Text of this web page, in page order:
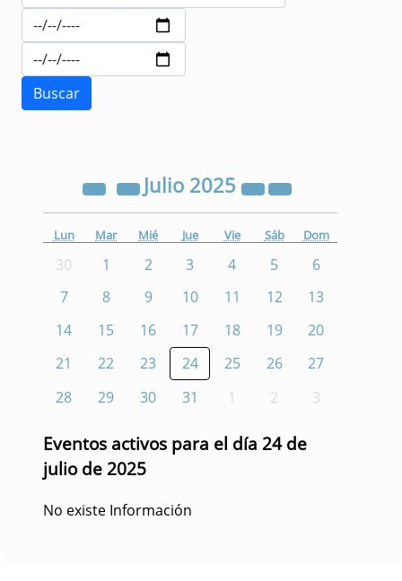
Julio 2025
Lun Mar Mié Jue Vie Sáb Dom
30 1 2 3 4 5
6
7
8 9 10 11 12
13
14
15 16 17 18 19
20
21
22 23 24 25 26
27
28
29 30 31 1 2 3
Eventos activos para el día 24 de
julio de 2025
No existe Información